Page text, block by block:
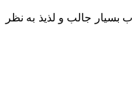
بسیار جالب و لذیذ به نظر